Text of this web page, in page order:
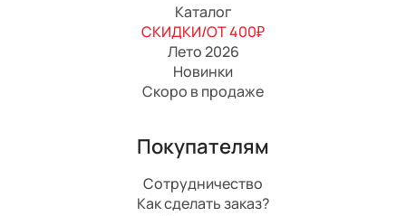
Каталог
СКИДКИ/ОТ 400₽
Лето 2026
Новинки
Скоро в продаже
Покупателям
Сотрудничество
Как сделать заказ?